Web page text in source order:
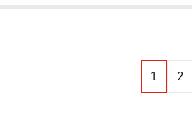
ご予約 、お問い合わ
1 2